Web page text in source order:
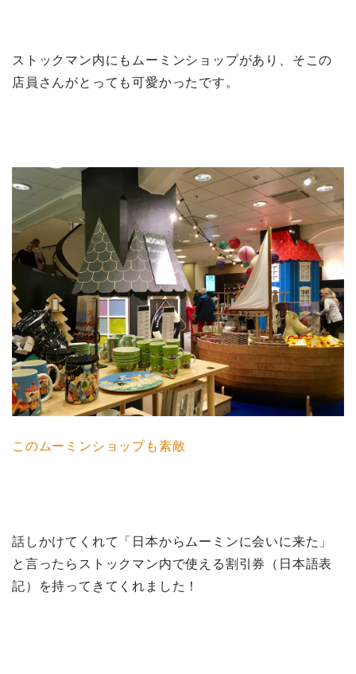
ストックマン内にもムーミンショップがあり、そこの
店員さんがとっても可愛かったです。
このムーミンショップも素敵
話しかけてくれて「日本からムーミンに会いに来た」
と言ったらストックマン内で使える割引券（日本語表
記）を持ってきてくれました！